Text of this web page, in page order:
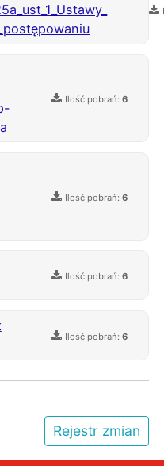
Ilość pobrań:6
Ilość pobrań:6
Ilość pobrań:6
Ilość pobrań:6
Rejestr zmian